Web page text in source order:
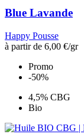
Blue Lavande
Happy Pousse
à partir de 6,00 €/gr
Promo
-50%
4,5% CBG
Bio